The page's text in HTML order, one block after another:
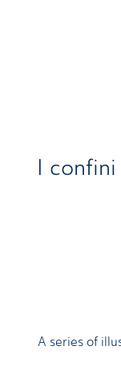
I
A series of